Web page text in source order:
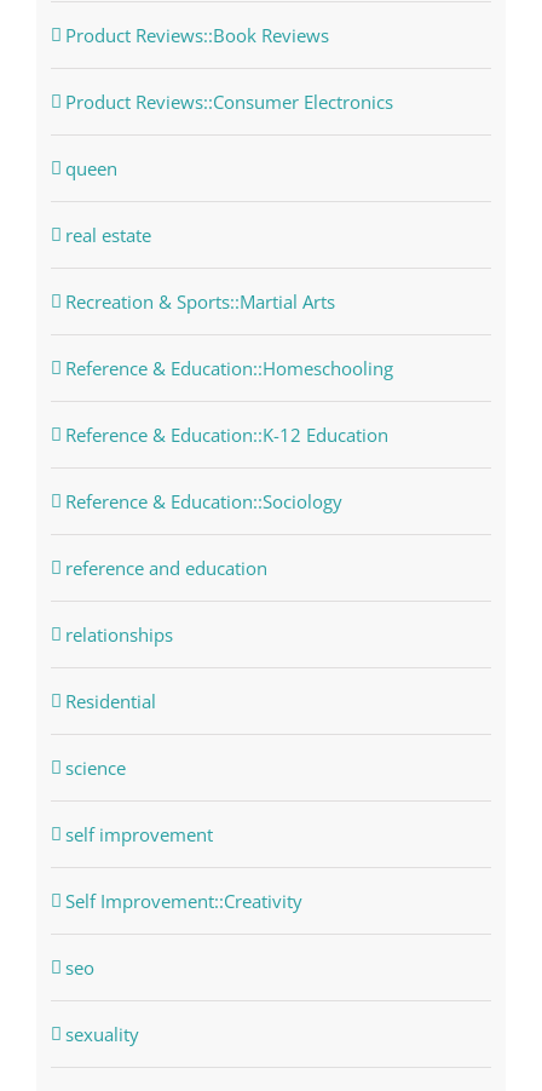
Product Reviews::Book Reviews
Product Reviews::Consumer Electronics
queen
real estate
Recreation & Sports::Martial Arts
Reference & Education::Homeschooling
Reference & Education::K-12 Education
Reference & Education::Sociology
reference and education
relationships
Residential
science
self improvement
Self Improvement::Creativity
seo
sexuality